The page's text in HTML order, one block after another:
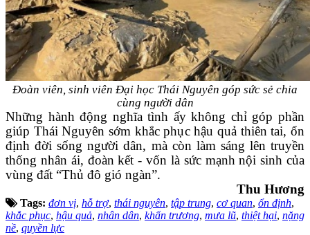
Đoàn viên, sinh viên Đại học Thái Nguyên góp sức sẻ chia
cùng người dân
Những hành động nghĩa tình ấy không chỉ góp phần
giúp Thái Nguyên sớm khắc phục hậu quả thiên tai, ổn
định đời sống người dân, mà còn làm sáng lên truyền
thống nhân ái, đoàn kết - vốn là sức mạnh nội sinh của
vùng đất “Thủ đô gió ngàn”.
Thu Hương
Tags: đơn vị, hỗ trợ, thái nguyên, tập trung, cơ quan, ổn định,
khắc phục, hậu quả, nhân dân, khẩn trương, mưa lũ, thiệt hại, nặng
nề, quyền lực